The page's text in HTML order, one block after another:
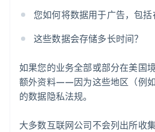
您如何将数据用于广告，包括
这些数据会存储多长时间？
如果您的业务全部或部分在美国
额外资料——因为这些地区（例
的数据隐私法规。
大多数互联网公司不会列出所收